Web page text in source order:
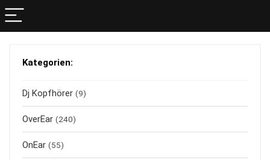
Kategorien:
Dj Kopfhörer (9)
OverEar (240)
OnEar (55)